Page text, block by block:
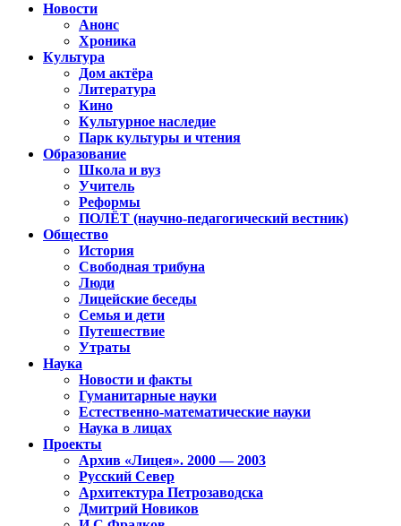
Новости
Анонс
Хроника
Культура
Дом актёра
Литература
Кино
Культурное наследие
Парк культуры и чтения
Образование
Школа и вуз
Учитель
Реформы
ПОЛЁТ (научно-педагогический вестник)
Общество
История
Свободная трибуна
Люди
Лицейские беседы
Семья и дети
Путешествие
Утраты
Наука
Новости и факты
Гуманитарные науки
Естественно-математические науки
Наука в лицах
Проекты
Архив «Лицея». 2000 — 2003
Русский Север
Архитектура Петрозаводска
Дмитрий Новиков